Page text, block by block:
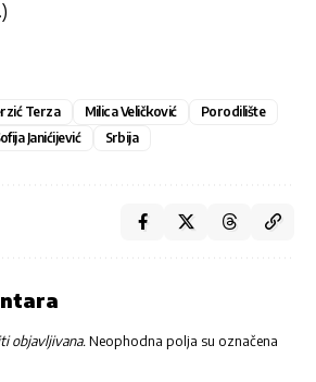
Terza Milica Veličković
Porodilište
Janićijević Srbija
objavljivana.Neophodna polja su označena